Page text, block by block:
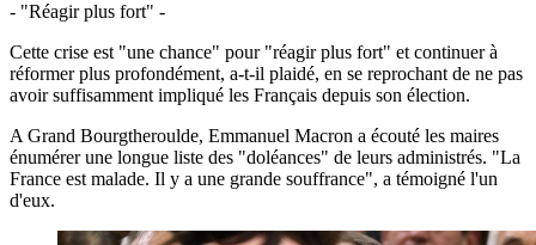
- "Réagir plus fort" -
Cette crise est "une chance" pour "réagir plus fort" et continuer à
réformer plus profondément, a-t-il plaidé, en se reprochant de ne pas
avoir suffisamment impliqué les Français depuis son élection.
A Grand Bourgtheroulde, Emmanuel Macron a écouté les maires
énumérer une longue liste des "doléances" de leurs administrés. "La
France est malade. Il y a une grande souffrance", a témoigné l'un
d'eux.